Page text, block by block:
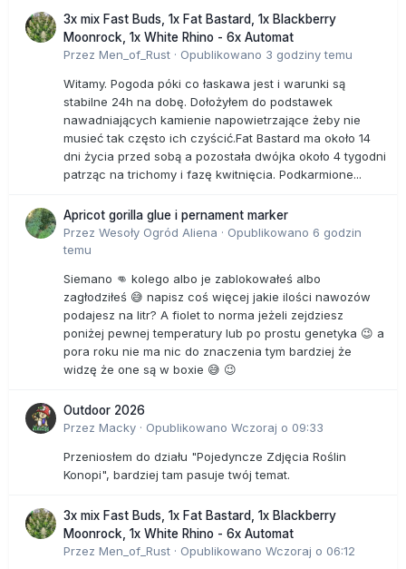
3x mix Fast Buds, 1x Fat Bastard, 1x Blackberry
Moonrock, 1x White Rhino - 6x Automat
Przez Men_of_Rust · Opublikowano 3 godziny temu
Witamy. Pogoda póki co łaskawa jest i warunki są
stabilne 24h na dobę. Dołożyłem do podstawek
nawadniających kamienie napowietrzające żeby nie
musieć tak często ich czyścić.Fat Bastard ma około 14
dni życia przed sobą a pozostała dwójka około 4 tygodni
patrząc na trichomy i fazę kwitnięcia. Podkarmione...
Apricot gorilla glue i pernament marker
Przez Wesoły Ogród Aliena · Opublikowano 6 godzin
temu
Siemano 👊 kolego albo je zablokowałeś albo
zagłodziłeś 😅 napisz coś więcej jakie ilości nawozów
podajesz na litr? A fiolet to norma jeżeli zejdziesz
poniżej pewnej temperatury lub po prostu genetyka 😉 a
pora roku nie ma nic do znaczenia tym bardziej że
widzę że one są w boxie 😅 😉
Outdoor 2026
Przez Macky · Opublikowano Wczoraj o 09:33
Przeniosłem do działu "Pojedyncze Zdjęcia Roślin
Konopi", bardziej tam pasuje twój temat.
3x mix Fast Buds, 1x Fat Bastard, 1x Blackberry
Moonrock, 1x White Rhino - 6x Automat
Przez Men_of_Rust · Opublikowano Wczoraj o 06:12